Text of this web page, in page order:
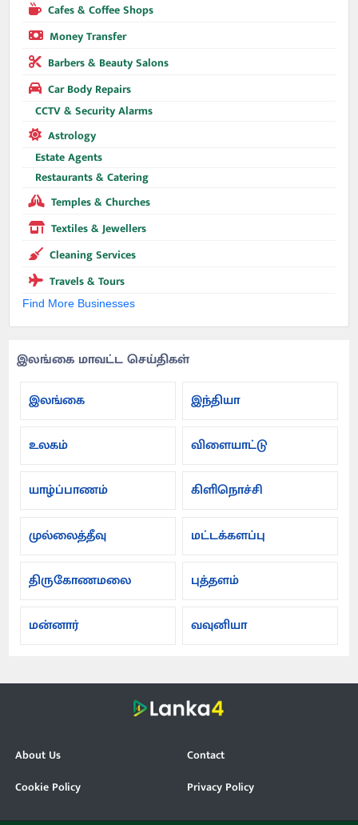
Cafes & Coffee Shops
Money Transfer
Barbers & Beauty Salons
Car Body Repairs
CCTV & Security Alarms
Astrology
Estate Agents
Restaurants & Catering
Temples & Churches
Textiles & Jewellers
Cleaning Services
Travels & Tours
Find More Businesses
இலங்கை மாவட்ட செய்திகள்
இலங்கை
இந்தியா
உலகம் விளையாட்டு
யாழ்ப்பாணம் கிளிநொச்சி
முல்லைத்தீவு மட்டக்களப்பு
திருகோணமலை புத்தளம்
மன்னார் வவுனியா
About Us
Contact
Cookie Policy
Privacy Policy